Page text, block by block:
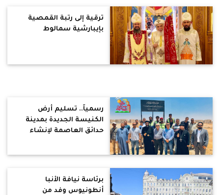
ترقية إلى رتبة القمصية
بإيبارشية سمالوط
رسمياً.. تسليم أرض
الكنيسة الجديدة بمدينة
حدائق العاصمة لإنشاء
برئاسة نيافة الأنبا
أنطونيوس وفد من